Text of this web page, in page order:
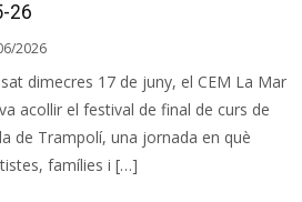
26
2026
dimecres 17 de juny, el CEM La Mar
acollir el festival de final de curs de
de Trampolí, una jornada en què
famílies i […]